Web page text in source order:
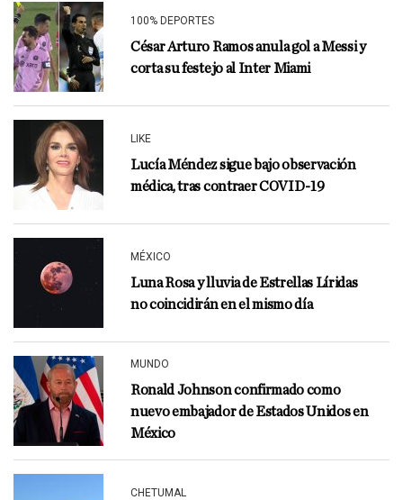
100% DEPORTES
César Arturo Ramos anula gol a Messi y
corta su festejo al Inter Miami
LIKE
Lucía Méndez sigue bajo observación
médica, tras contraer COVID-19
MÉXICO
Luna Rosa y lluvia de Estrellas Líridas
no coincidirán en el mismo día
MUNDO
Ronald Johnson confirmado como
nuevo embajador de Estados Unidos en
México
CHETUMAL